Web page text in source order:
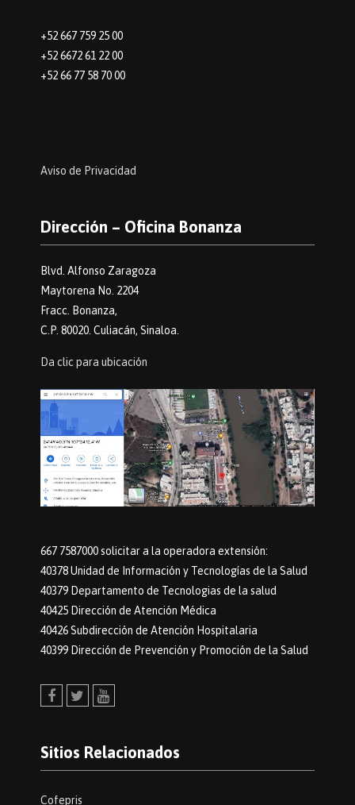
+52 667 759 25 00
+52 6672 61 22 00
+52 66 77 58 70 00
Aviso de Privacidad
Dirección – Oficina Bonanza
Blvd. Alfonso Zaragoza
Maytorena No. 2204
Fracc. Bonanza,
C.P. 80020. Culiacán, Sinaloa.
Da clic para ubicación
667 7587000 solicitar a la operadora extensión:
40378 Unidad de Información y Tecnologías de la Salud
40379 Departamento de Tecnologias de la salud
40425 Dirección de Atención Médica
40426 Subdirección de Atención Hospitalaria
40399 Dirección de Prevención y Promoción de la Salud
Sitios Relacionados
Cofepris